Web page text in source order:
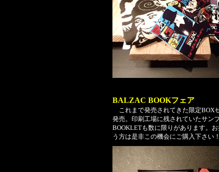
BALZAC BOOKフェア
これまで発売されてきた限定BOX
発売。印刷工場に残されていたサン
BOOKLETも数に限りがあります。
う方は是非この機会にご購入下さい